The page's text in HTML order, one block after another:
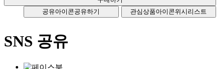
공유아이콘공유하기 관심상품아이콘위시리스트
SNS 공유